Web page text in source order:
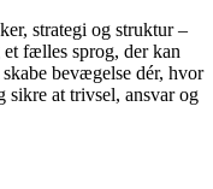
strategi og struktur –
fælles sprog, der kan
bevægelse dér, hvor
sikre at trivsel, ansvar og